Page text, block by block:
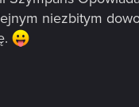
niezbitym